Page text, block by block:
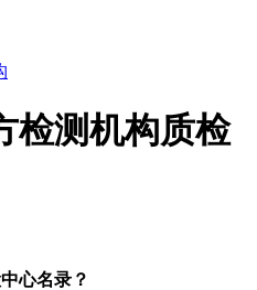
检测机构质检
心名录？